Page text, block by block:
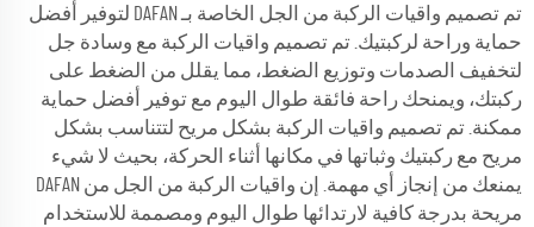
تم تصميم واقيات الركبة من الجل الخاصة بـ DAFAN لتوفير أفضل
حماية وراحة لركبتيك. تم تصميم واقيات الركبة مع وسادة جل
لتخفيف الصدمات وتوزيع الضغط، مما يقلل من الضغط على
ركبتك، ويمنحك راحة فائقة طوال اليوم مع توفير أفضل حماية
ممكنة. تم تصميم واقيات الركبة بشكل مريح لتتناسب بشكل
مريح مع ركبتيك وثباتها في مكانها أثناء الحركة، بحيث لا شيء
يمنعك من إنجاز أي مهمة. إن واقيات الركبة من الجل من DAFAN
مريحة بدرجة كافية لارتدائها طوال اليوم ومصممة للاستخدام